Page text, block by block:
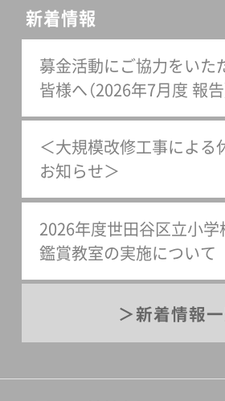
新着情報
募金活動にご協力をいた
皆様へ（2026年7月度 報告
＜大規模改修工事による
お知らせ＞
2026年度世田谷区立小学
鑑賞教室の実施について
新着情報